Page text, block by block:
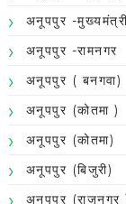
अनूपपुर -मुख्यमंत्री
अनूपपुर -रामनगर
अनूपपुर ( बनगवा)
अनूपपुर (कोतमा )
अनूपपुर (कोतमा)
अनूपपुर (बिजुरी)
अनूपपुर (राजनगर